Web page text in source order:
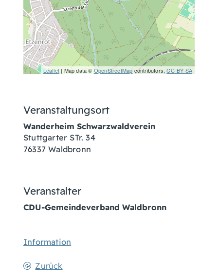
Leaflet| Map data © OpenStreetMap contributors,CC-BY-SA
Veranstaltungsort
Wanderheim Schwarzwaldverein
Stuttgarter STr. 34
76337 Waldbronn
Veranstalter
CDU-Gemeindeverband Waldbronn
Information
Zurück